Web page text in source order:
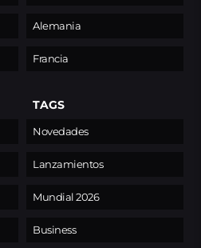
Alemania
Francia
TAGS
Novedades
Lanzamientos
Mundial 2026
Business